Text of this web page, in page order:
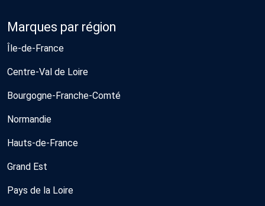
Marques par région
Île-de-France
Centre-Val de Loire
Bourgogne-Franche-Comté
Normandie
Hauts-de-France
Grand Est
Pays de la Loire